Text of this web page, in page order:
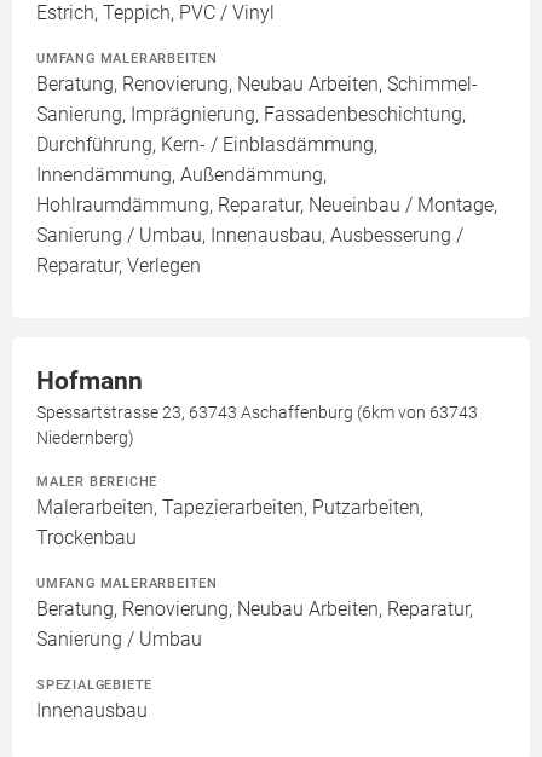
Estrich, Teppich, PVC / Vinyl
UMFANG MALERARBEITEN
Beratung, Renovierung, Neubau Arbeiten, Schimmel-
Sanierung, Imprägnierung, Fassadenbeschichtung,
Durchführung, Kern- / Einblasdämmung,
Innendämmung, Außendämmung,
Hohlraumdämmung, Reparatur, Neueinbau / Montage,
Sanierung / Umbau, Innenausbau, Ausbesserung /
Reparatur, Verlegen
Hofmann
Spessartstrasse 23, 63743 Aschaffenburg (6km von 63743
Niedernberg)
MALER BEREICHE
Malerarbeiten, Tapezierarbeiten, Putzarbeiten,
Trockenbau
UMFANG MALERARBEITEN
Beratung, Renovierung, Neubau Arbeiten, Reparatur,
Sanierung / Umbau
SPEZIALGEBIETE
Innenausbau